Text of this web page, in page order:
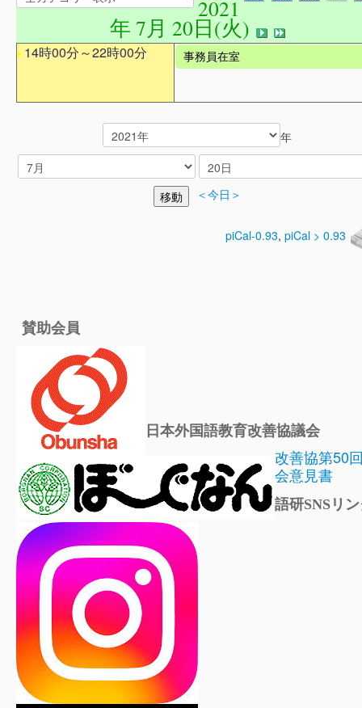
2021
年 7月 20日(火)
14時00分～22時00分 事務員在室
年
＜今日＞
piCal-0.93, piCal > 0.93
賛助会員
日本外国語教育改善協議会
改善協第50
会意見書
語研SNSリ